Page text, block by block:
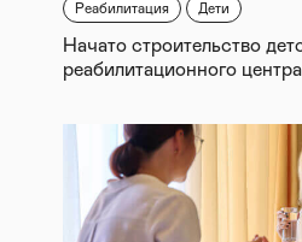
Реабилитация Дети
Начато строительство
реабилитационного